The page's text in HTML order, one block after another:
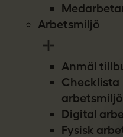
Arbetsmiljö
Anmäl
Checklista
Digital
Fysisk